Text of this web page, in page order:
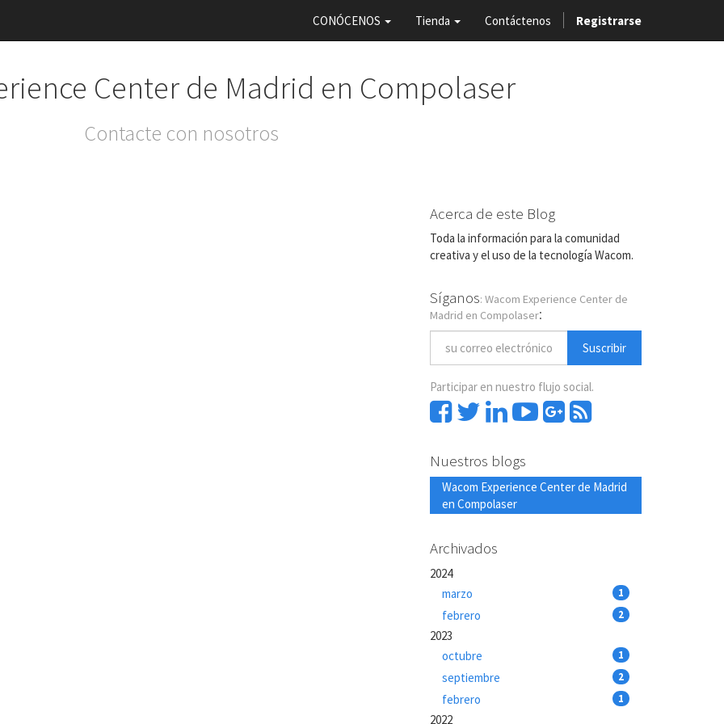
CONÓCENOS Tienda Contáctenos Registrarse
Center de Madrid en Compolaser
Contacte con nosotros
Acerca de este Blog
Toda la información para la comunidad
creativa y el uso de la tecnología Wacom.
Síganos: Wacom Experience Center de
Madrid en Compolaser:
Suscribir
Participar en nuestro flujo social.
Nuestros blogs
Wacom Experience Center de Madrid
en Compolaser
Archivados
2024
marzo
1
febrero 2
2023
octubre
1
septiembre 2
febrero 1
2022